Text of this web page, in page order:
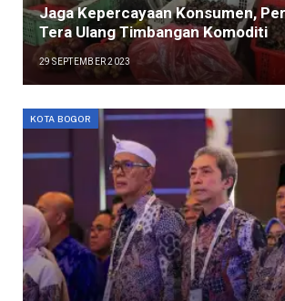
Jaga Kepercayaan Konsumen,
Tera Ulang Timbangan Komoditi
29 SEPTEMBER 2023
KOTA BOGOR